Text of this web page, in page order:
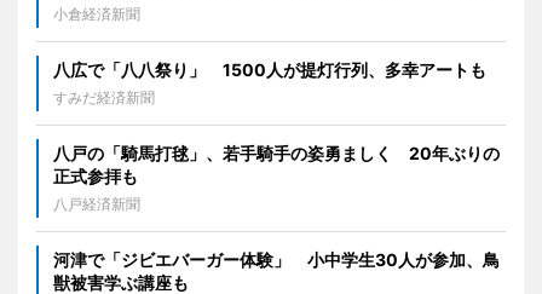
小倉経済新聞
八広で「八八祭り」 1500人が提灯行列、多幸アートも
すみだ経済新聞
八戸の「騎馬打毬」、若手騎手の姿勇ましく 20年ぶりの
正式参拝も
八戸経済新聞
河津で「ジビエバーガー体験」 小中学生30人が参加、鳥
獣被害学ぶ講座も